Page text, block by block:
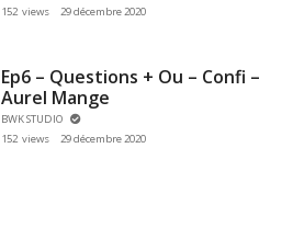
152 views
29 décembre 2020
Ep6 – Questions + Ou – Confi –
Aurel Mange
BWK STUDIO
152 views
29 décembre 2020